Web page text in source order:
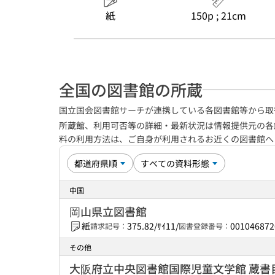
紙 150p ; 21cm
全国の図書館の所蔵
国立国会図書館サーチが連携している各図書館等から
所蔵館、利用可否等の詳細・最新状況は情報提供元の
料の利用方法は、ご自身が利用されるお近くの図書館
中国
岡山県立図書館
紙請求記号： 375.82/ｻｲ11/図書登録番号：
その他
大阪府立中央図書館国際児童文学館 蔵書